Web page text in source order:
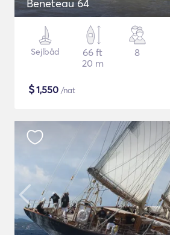
Beneteau 64
Sejlbåd
66 ft
20 m
8
$1,550 /nat